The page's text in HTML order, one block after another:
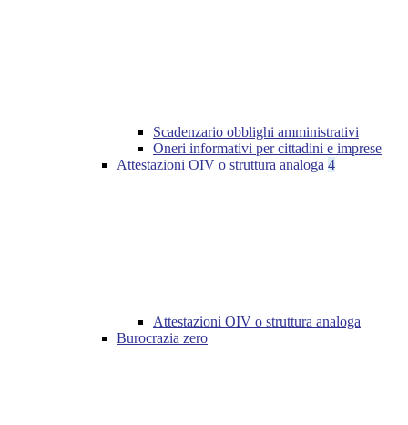
Scadenzario obblighi amministrativi
Oneri informativi per cittadini e imprese
Attestazioni OIV o struttura analoga 4
Attestazioni OIV o struttura analoga
Burocrazia zero